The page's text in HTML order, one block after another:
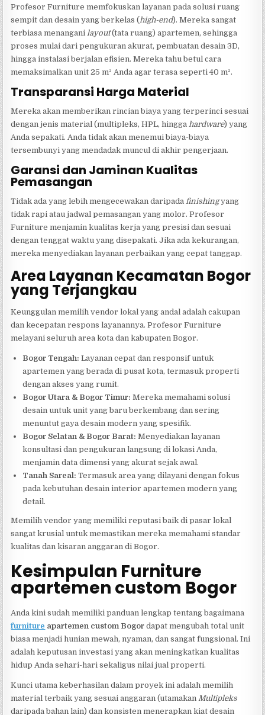
Profesor Furniture memfokuskan layanan pada solusi ruang
sempit dan desain yang berkelas (high-end). Mereka sangat
terbiasa menanganilayout(tata ruang) apartemen, sehingga
proses mulai dari pengukuran akurat, pembuatan desain 3D,
hingga instalasi berjalan efisien. Mereka tahu betul cara
memaksimalkan unit 25 m² Anda agar terasa seperti 40 m².
Transparansi Harga Material
Mereka akan memberikan rincian biaya yang terperinci sesuai
dengan jenis material (multipleks, HPL, hinggahardware) yang
Anda sepakati. Anda tidak akan menemui biaya-biaya
tersembunyi yang mendadak muncul di akhir pengerjaan.
Garansi dan Jaminan Kualitas
Pemasangan
Tidak ada yang lebih mengecewakan daripadafinishingyang
tidak rapi atau jadwal pemasangan yang molor. Profesor
Furniture menjamin kualitas kerja yang presisi dan sesuai
dengan tenggat waktu yang disepakati. Jika ada kekurangan,
mereka menyediakan layanan perbaikan yang cepat tanggap.
Area Layanan Kecamatan Bogor
yang Terjangkau
Keunggulan memilih vendor lokal yang andal adalah cakupan
dan kecepatan respons layanannya. Profesor Furniture
melayani seluruh area kota dan kabupaten Bogor.
Bogor Tengah: Layanan cepat dan responsif untuk
apartemen yang berada di pusat kota, termasuk properti
dengan akses yang rumit.
Bogor Utara & Bogor Timur: Mereka memahami solusi
desain untuk unit yang baru berkembang dan sering
menuntut gaya desain modern yang spesifik.
Bogor Selatan & Bogor Barat: Menyediakan layanan
konsultasi dan pengukuran langsung di lokasi Anda,
menjamin data dimensi yang akurat sejak awal.
Tanah Sareal: Termasuk area yang dilayani dengan fokus
pada kebutuhan desain interior apartemen modern yang
detail.
Memilih vendor yang memiliki reputasi baik di pasar lokal
sangat krusial untuk memastikan mereka memahami standar
kualitas dan kisaran anggaran di Bogor.
Kesimpulan Furniture
apartemen custom Bogor
Anda kini sudah memiliki panduan lengkap tentang bagaimana
furniture apartemen custom Bogor dapat mengubah total unit
biasa menjadi hunian mewah, nyaman, dan sangat fungsional. Ini
adalah keputusan investasi yang akan meningkatkan kualitas
hidup Anda sehari-hari sekaligus nilai jual properti.
Kunci utama keberhasilan dalam proyek ini adalah memilih
material terbaik yang sesuai anggaran (utamakan Multipleks
daripada bahan lain) dan konsisten menerapkan kiat desain